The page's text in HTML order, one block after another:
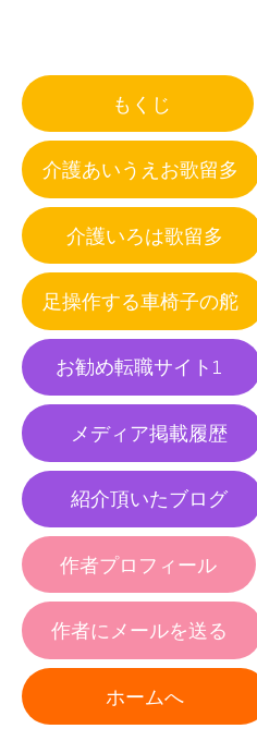
もくじ
介護あいうえお歌留多
介護いろは歌留多
足操作する車椅子の舵
お勧め転職サイト1
メディア掲載履歴
紹介頂いたブログ
作者プロフィール
作者にメールを送る
ホームへ